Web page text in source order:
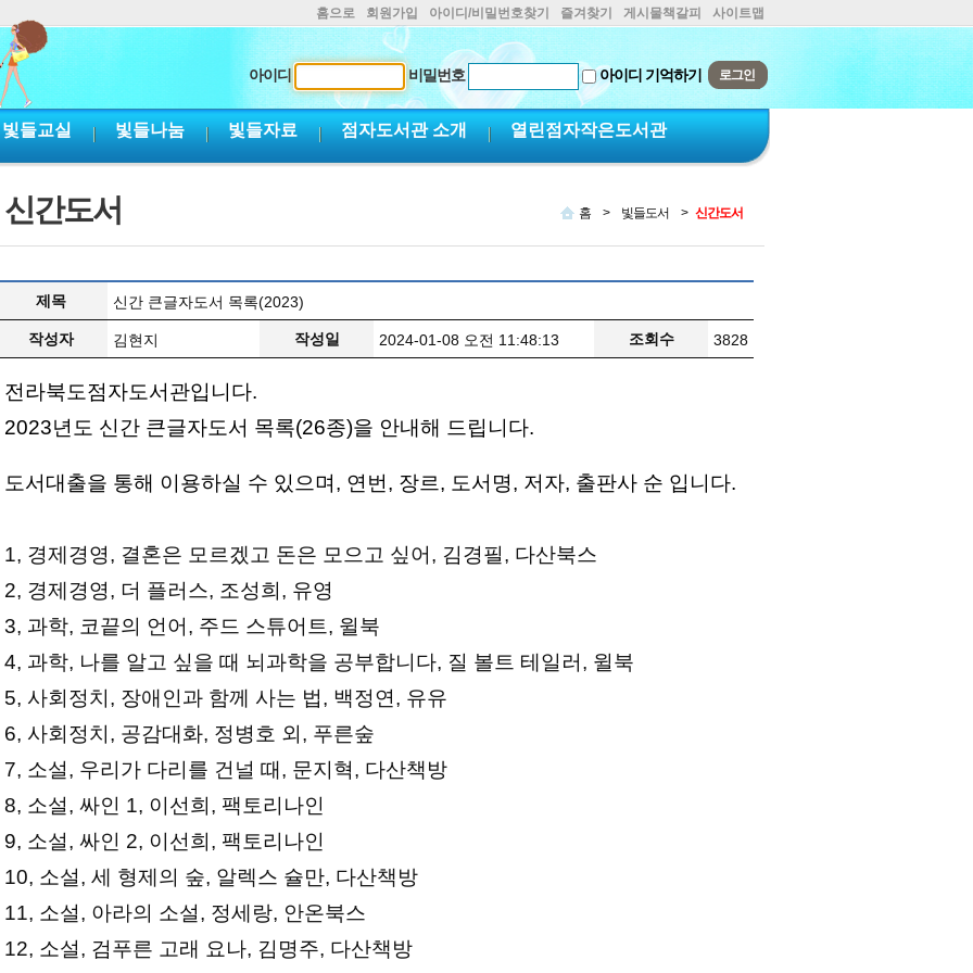
홈으로 회원가입 아이디/비밀번호찾기 즐겨찾기 게시물책갈피 사이트맵
아이디 비밀번호 아이디 기억하기
빛들교실 빛들나눔 빛들자료 점자도서관 소개 열린점자작은도서관
홈 > 빛들도서 > 신간도서
신간도서
제목 신간 큰글자도서 목록(2023)
작성자 김현지 작성일 2024-01-08 오전 11:48:13 조회수 3828
전라북도점자도서관입니다.
2023년도 신간 큰글자도서 목록(26종)을 안내해 드립니다.
도서대출을 통해 이용하실 수 있으며, 연번, 장르, 도서명, 저자, 출판사 순 입니다.
1, 경제경영, 결혼은 모르겠고 돈은 모으고 싶어, 김경필, 다산북스
2, 경제경영, 더 플러스, 조성희, 유영
3, 과학, 코끝의 언어, 주드 스튜어트, 윌북
4, 과학, 나를 알고 싶을 때 뇌과학을 공부합니다, 질 볼트 테일러, 윌북
5, 사회정치, 장애인과 함께 사는 법, 백정연, 유유
6, 사회정치, 공감대화, 정병호 외, 푸른숲
7, 소설, 우리가 다리를 건널 때, 문지혁, 다산책방
8, 소설, 싸인 1, 이선희, 팩토리나인
9, 소설, 싸인 2, 이선희, 팩토리나인
10, 소설, 세 형제의 숲, 알렉스 슐만, 다산책방
11, 소설, 아라의 소설, 정세랑, 안온북스
12, 소설, 검푸른 고래 요나, 김명주, 다산책방